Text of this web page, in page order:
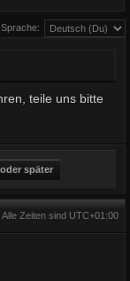
e
Sprache:
teile uns bitte
Alle Zeiten sind UTC+01:00